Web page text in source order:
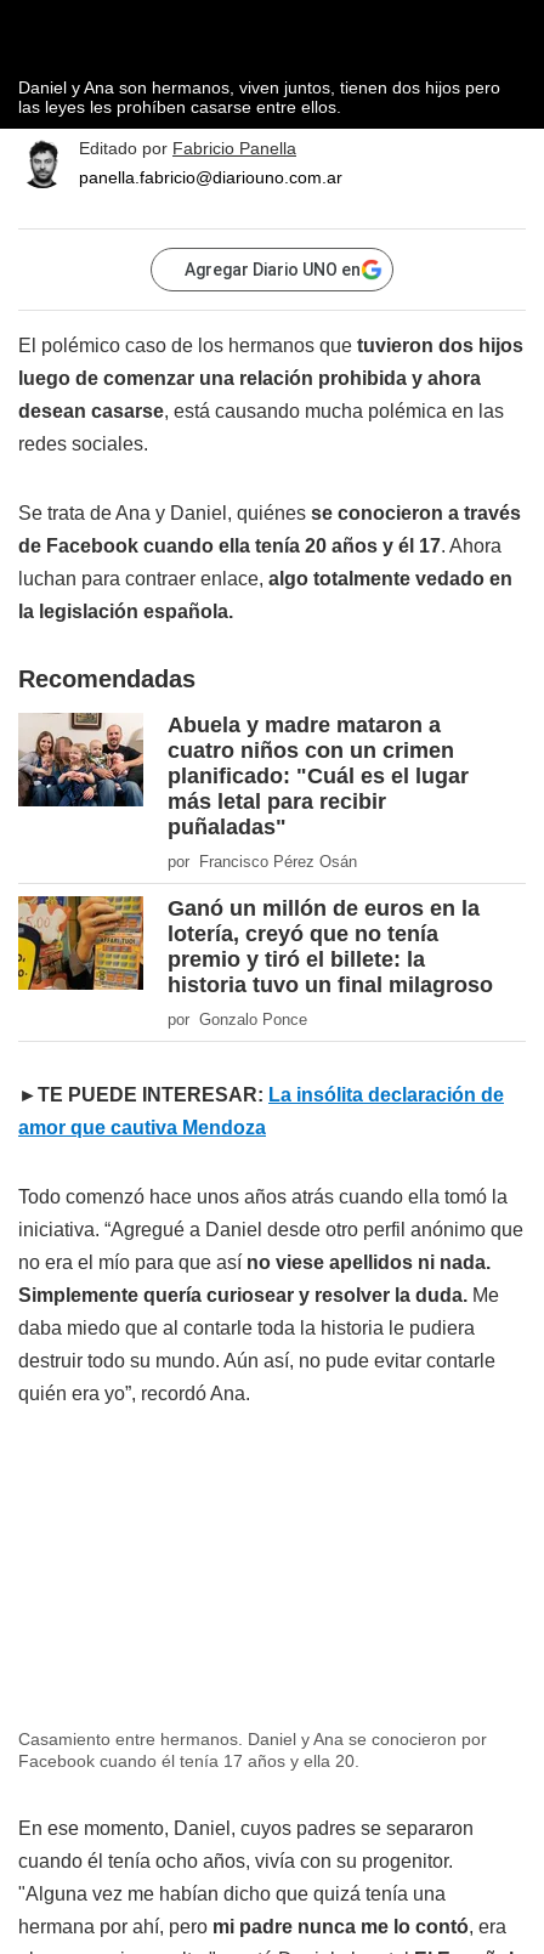
Daniel y Ana son hermanos, viven juntos, tienen dos hijos pero
las leyes les prohíben casarse entre ellos.
Editado por Fabricio Panella
panella.fabricio@diariouno.com.ar
Agregar Diario UNO en
El polémico caso de los hermanos que tuvieron dos hijos
luego de comenzar una relación prohibida y ahora
desean casarse, está causando mucha polémica en las
redes sociales.
Se trata de Ana y Daniel, quiénes se conocieron a través
de Facebook cuando ella tenía 20 años y él 17. Ahora
luchan para contraer enlace, algo totalmente vedado en
la legislación española.
Recomendadas
Abuela y madre mataron a
cuatro niños con un crimen
planificado: "Cuál es el lugar
más letal para recibir
puñaladas"
por Francisco Pérez Osán
Ganó un millón de euros en la
lotería, creyó que no tenía
premio y tiró el billete: la
historia tuvo un final milagroso
por Gonzalo Ponce
►TE PUEDE INTERESAR: La insólita declaración de
amor que cautiva Mendoza
Todo comenzó hace unos años atrás cuando ella tomó la
iniciativa. “Agregué a Daniel desde otro perfil anónimo que
no era el mío para que así no viese apellidos ni nada.
Simplemente quería curiosear y resolver la duda. Me
daba miedo que al contarle toda la historia le pudiera
destruir todo su mundo. Aún así, no pude evitar contarle
quién era yo”, recordó Ana.
Casamiento entre hermanos. Daniel y Ana se conocieron por
Facebook cuando él tenía 17 años y ella 20.
En ese momento, Daniel, cuyos padres se separaron
cuando él tenía ocho años, vivía con su progenitor.
"Alguna vez me habían dicho que quizá tenía una
hermana por ahí, pero mi padre nunca me lo contó, era